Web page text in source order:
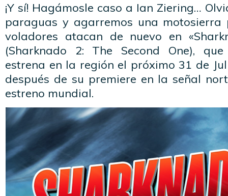
¡Y sí! Hagámosle caso a Ian Ziering…
paraguas y agarremos una motosierra
voladores atacan de nuevo en
(Sharknado 2: The Second One),
estrena en la región el próximo 31 de
después de su premiere en la señal
estreno mundial.